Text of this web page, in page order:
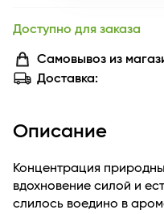
Доступно для заказа
Самовывоз из
Доставка:
Описание
Концентрация
вдохновение силой и
слилось воедино в